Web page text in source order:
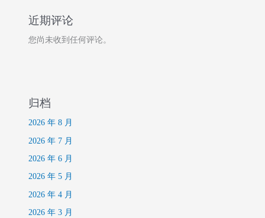
近期评论
您尚未收到任何评论。
归档
2026 年 8 月
2026 年 7 月
2026 年 6 月
2026 年 5 月
2026 年 4 月
2026 年 3 月